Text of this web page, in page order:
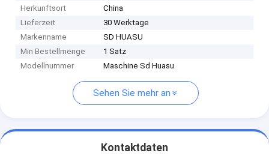
Herkunftsort
China
Lieferzeit
30 Werktage
Markenname
SD HUASU
Min Bestellmenge
1 Satz
Modellnummer
Maschine Sd Huasu
Sehen Sie mehr an
Kontaktdaten